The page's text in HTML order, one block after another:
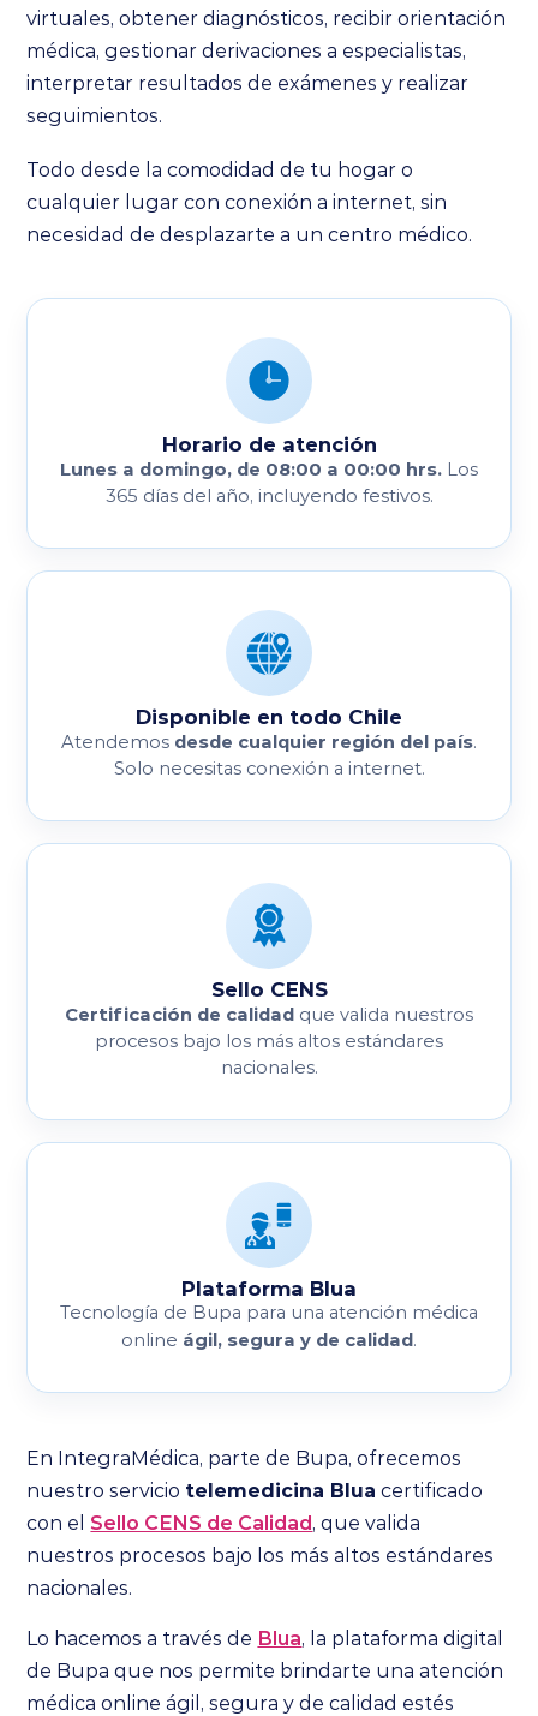
virtuales, obtener diagnósticos, recibir orientación
médica, gestionar derivaciones a especialistas,
interpretar resultados de exámenes y realizar
seguimientos.
Todo desde la comodidad de tu hogar o
cualquier lugar con conexión a internet, sin
necesidad de desplazarte a un centro médico.
Horario de atención
Lunes a domingo, de 08:00 a 00:00 hrs. Los
365 días del año, incluyendo festivos.
Disponible en todo Chile
Atendemos desde cualquier región del país.
Solo necesitas conexión a internet.
Sello CENS
Certificación de calidad que valida nuestros
procesos bajo los más altos estándares
nacionales.
Plataforma Blua
Tecnología de Bupa para una atención médica
online ágil, segura y de calidad.
En IntegraMédica, parte de Bupa, ofrecemos
nuestro servicio telemedicina Blua certificado
con el Sello CENS de Calidad, que valida
nuestros procesos bajo los más altos estándares
nacionales.
Lo hacemos a través de Blua, la plataforma digital
de Bupa que nos permite brindarte una atención
médica online ágil, segura y de calidad estés